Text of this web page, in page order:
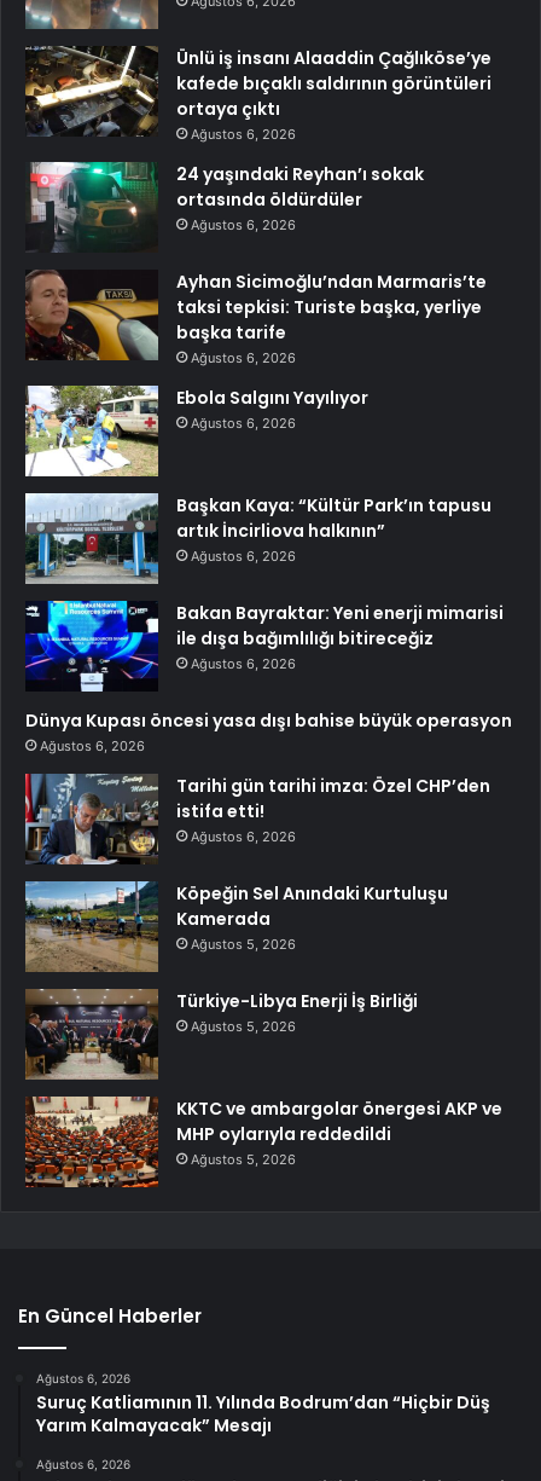
Ünlü iş insanı Alaaddin Çağlıköse’ye
kafede bıçaklı saldırının görüntüleri
ortaya çıktı
Ağustos 6, 2026
24 yaşındaki Reyhan’ı sokak
ortasında öldürdüler
Ağustos 6, 2026
Ayhan Sicimoğlu’ndan Marmaris’te
taksi tepkisi: Turiste başka, yerliye
başka tarife
Ağustos 6, 2026
Ebola Salgını Yayılıyor
Ağustos 6, 2026
Başkan Kaya: “Kültür Park’ın tapusu
artık İncirliova halkının”
Ağustos 6, 2026
Bakan Bayraktar: Yeni enerji mimarisi
ile dışa bağımlılığı bitireceğiz
Ağustos 6, 2026
Dünya Kupası öncesi yasa dışı bahise büyük operasyon
Ağustos 6, 2026
Tarihi gün tarihi imza: Özel CHP’den
istifa etti!
Ağustos 6, 2026
Köpeğin Sel Anındaki Kurtuluşu
Kamerada
Ağustos 5, 2026
Türkiye-Libya Enerji İş Birliği
Ağustos 5, 2026
KKTC ve ambargolar önergesi AKP ve
MHP oylarıyla reddedildi
Ağustos 5, 2026
En Güncel Haberler
Ağustos 6, 2026
Suruç Katliamının 11. Yılında Bodrum’dan “Hiçbir Düş
Yarım Kalmayacak” Mesajı
Ağustos 6, 2026